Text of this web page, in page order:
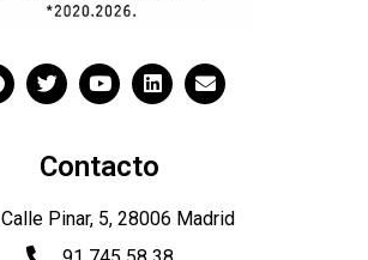
Contacto
Calle Pinar, 5, 28006 Madrid